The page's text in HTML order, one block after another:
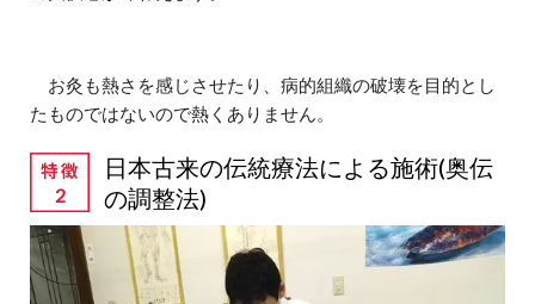
お灸も熱さを感じさせたり、病的組織の破壊を目的とし
たものではないので熱くありません。
日本古来の伝統療法による施術(奥伝
の調整法)